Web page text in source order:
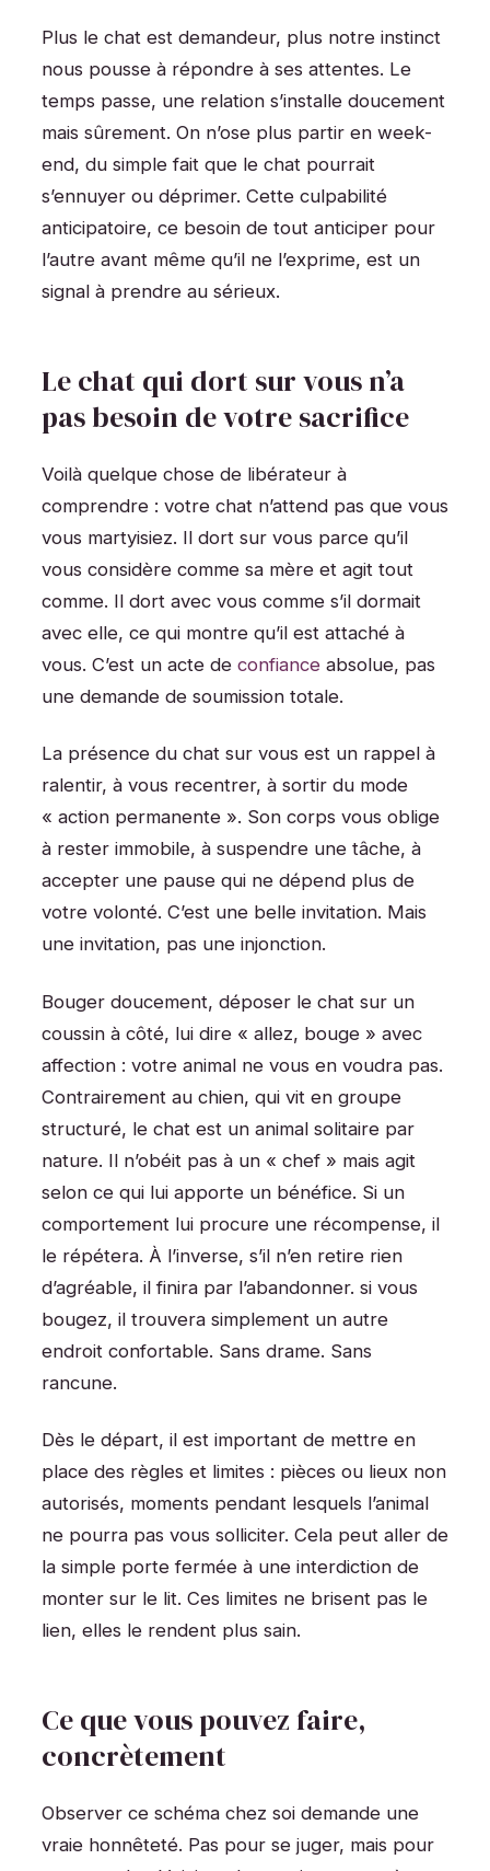
Plus le chat est demandeur, plus notre instinct
nous pousse à répondre à ses attentes. Le
temps passe, une relation s’installe doucement
mais sûrement. On n’ose plus partir en week-
end, du simple fait que le chat pourrait
s’ennuyer ou déprimer. Cette culpabilité
anticipatoire, ce besoin de tout anticiper pour
l’autre avant même qu’il ne l’exprime, est un
signal à prendre au sérieux.
Le chat qui dort sur vous n’a
pas besoin de votre sacrifice
Voilà quelque chose de libérateur à
comprendre : votre chat n’attend pas que vous
vous martyisiez. Il dort sur vous parce qu’il
vous considère comme sa mère et agit tout
comme. Il dort avec vous comme s’il dormait
avec elle, ce qui montre qu’il est attaché à
vous. C’est un acte de confiance absolue, pas
une demande de soumission totale.
La présence du chat sur vous est un rappel à
ralentir, à vous recentrer, à sortir du mode
« action permanente ». Son corps vous oblige
à rester immobile, à suspendre une tâche, à
accepter une pause qui ne dépend plus de
votre volonté. C’est une belle invitation. Mais
une invitation, pas une injonction.
Bouger doucement, déposer le chat sur un
coussin à côté, lui dire « allez, bouge » avec
affection : votre animal ne vous en voudra pas.
Contrairement au chien, qui vit en groupe
structuré, le chat est un animal solitaire par
nature. Il n’obéit pas à un « chef » mais agit
selon ce qui lui apporte un bénéfice. Si un
comportement lui procure une récompense, il
le répétera. À l’inverse, s’il n’en retire rien
d’agréable, il finira par l’abandonner. si vous
bougez, il trouvera simplement un autre
endroit confortable. Sans drame. Sans
rancune.
Dès le départ, il est important de mettre en
place des règles et limites : pièces ou lieux non
autorisés, moments pendant lesquels l’animal
ne pourra pas vous solliciter. Cela peut aller de
la simple porte fermée à une interdiction de
monter sur le lit. Ces limites ne brisent pas le
lien, elles le rendent plus sain.
Ce que vous pouvez faire,
concrètement
Observer ce schéma chez soi demande une
vraie honnêteté. Pas pour se juger, mais pour